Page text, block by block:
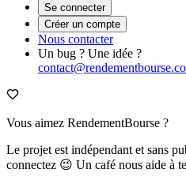
Se connecter
Créer un compte
Nous contacter
Un bug ? Une idée ?
Vous aimez RendementBourse ?
Le projet est indépendant et sans
connectez 😉 Un café nous aide à